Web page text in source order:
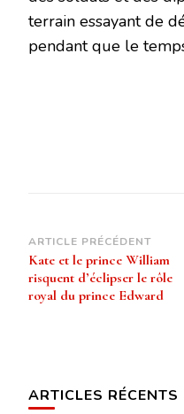
terrain essayant de
pendant que le
Navigation
d’article
ARTICLE PRÉCÉDENT
Kate et le prince William
risquent d’éclipser le rôle
royal du prince Edward
ARTICLES RÉCENTS